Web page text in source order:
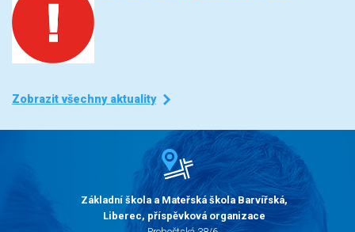
Zobrazit všechny aktuality
Základní škola a Mateřská škola Barvířská,
Liberec, příspěvková organizace